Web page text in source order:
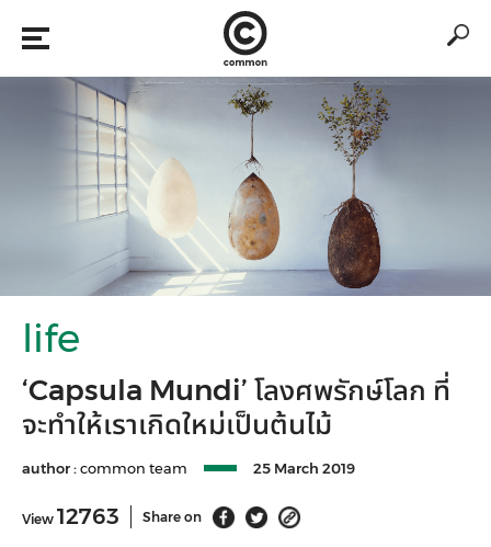
life
‘Capsula Mundi’ โลงศพรักษ์โลก ที่
จะทำให้เราเกิดใหม่เป็นต้นไม้
author :common team 25 March 2019
View 12763 Share on